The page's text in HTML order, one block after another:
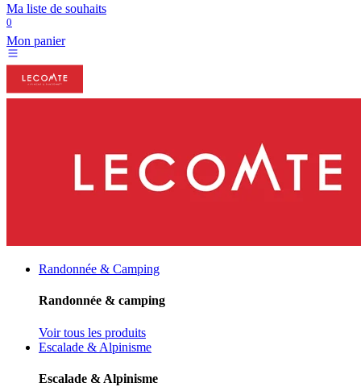
Ma liste de souhaits
0
Mon panier
Randonnée & Camping
Randonnée & camping
Voir tous les produits
Escalade & Alpinisme
Escalade & Alpinisme